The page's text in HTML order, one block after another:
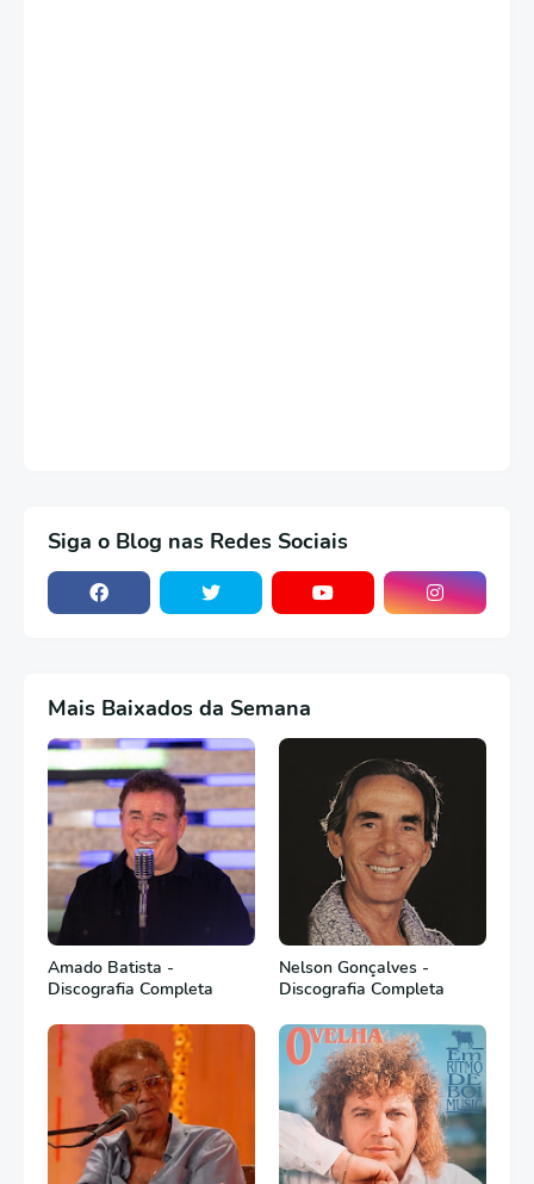
Siga o Blog nas Redes Sociais
Mais Baixados da Semana
Amado Batista -
Discografia Completa
Nelson Gonçalves -
Discografia Completa